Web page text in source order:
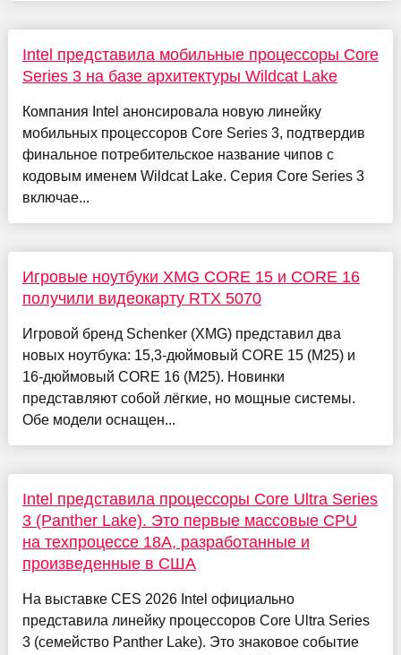
Intel представила мобильные процессоры Core
Series 3 на базе архитектуры Wildcat Lake
Компания Intel анонсировала новую линейку
мобильных процессоров Core Series 3, подтвердив
финальное потребительское название чипов с
кодовым именем Wildcat Lake. Серия Core Series 3
включае...
Игровые ноутбуки XMG CORE 15 и CORE 16
получили видеокарту RTX 5070
Игровой бренд Schenker (XMG) представил два
новых ноутбука: 15,3-дюймовый CORE 15 (M25) и
16-дюймовый CORE 16 (M25). Новинки
представляют собой лёгкие, но мощные системы.
Обе модели оснащен...
Intel представила процессоры Core Ultra Series
3 (Panther Lake). Это первые массовые CPU
на техпроцессе 18A, разработанные и
произведенные в США
На выставке CES 2026 Intel официально
представила линейку процессоров Core Ultra Series
3 (семейство Panther Lake). Это знаковое событие